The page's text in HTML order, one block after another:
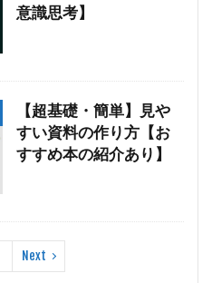
意識思考】
【超基礎・簡単】見や
すい資料の作り方【お
すすめ本の紹介あり】
Next